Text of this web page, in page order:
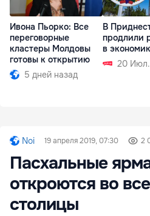
Ивона Пьорко: Все
переговорные
кластеры Молдовы
готовы к открытию
5 дней назад
В
продлили
в
20 Июл.
Noi 19 апреля 2019, 07:30 2
Пасхальные
откроются во
столицы